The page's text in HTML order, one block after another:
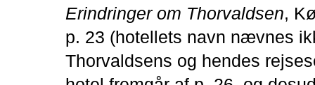
Erindringer om Thorvaldsen,
p. 23 (hotellets navn nævnes
Thorvaldsens og hendes